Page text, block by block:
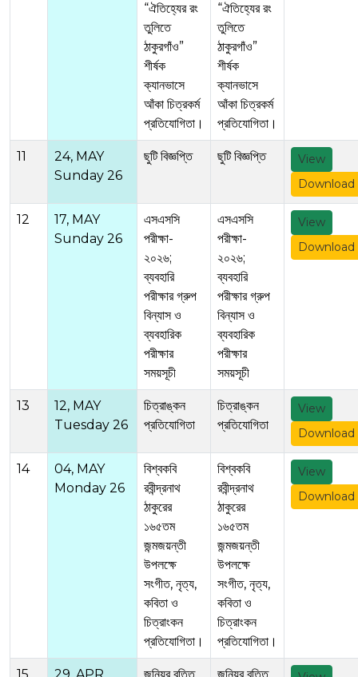
“ঐতিহ্যের রং
তুলিতে
ঠাকুরগাঁও”
শীর্ষক
ক্যানভাসে
আঁকা চিত্রকর্ম
প্রতিযোগিতা।
“ঐতিহ্যের রং
তুলিতে
ঠাকুরগাঁও”
শীর্ষক
ক্যানভাসে
আঁকা চিত্রকর্ম
প্রতিযোগিতা।
11
24, MAY
Sunday 26
ছুটি বিজ্ঞপ্তি ছুটি বিজ্ঞপ্তি
View
Download
12
17, MAY
Sunday 26
এসএসসি
পরীক্ষা-
২০২৬;
ব্যবহারি
পরীক্ষার গ্রুপ
বিন্যাস ও
ব্যবহারিক
পরীক্ষার
সময়সূচী
এসএসসি
পরীক্ষা-
২০২৬;
ব্যবহারি
পরীক্ষার গ্রুপ
বিন্যাস ও
ব্যবহারিক
পরীক্ষার
সময়সূচী
View
Download
13
12, MAY
Tuesday 26
চিত্রাঙ্কন
প্রতিযোগিতা
চিত্রাঙ্কন
প্রতিযোগিতা
View
Download
14
04, MAY
Monday 26
বিশ্বকবি
রবীন্দ্রনাথ
ঠাকুরের
১৬৫তম
জন্মজয়ন্তী
উপলক্ষে
সংগীত, নৃত্য,
কবিতা ও
চিত্রাংকন
প্রতিযোগিতা।
বিশ্বকবি
রবীন্দ্রনাথ
ঠাকুরের
১৬৫তম
জন্মজয়ন্তী
উপলক্ষে
সংগীত, নৃত্য,
কবিতা ও
চিত্রাংকন
প্রতিযোগিতা।
View
Download